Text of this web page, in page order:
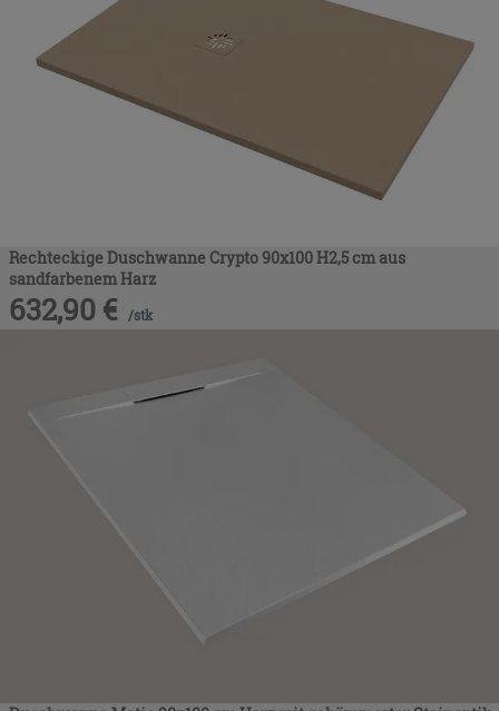
Rechteckige Duschwanne Crypto 90x100 H2,5 cm aus
sandfarbenem Harz
632,90 € /stk